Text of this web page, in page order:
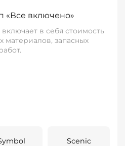
«Все включено»
в себя стоимость
материалов, запасных
Scenic